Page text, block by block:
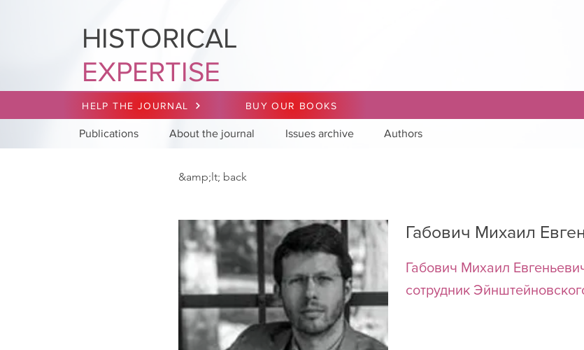
HISTORICAL
EXPERTISE
HELP THE JOURNAL BUY OUR BOOKS
Publications About the journal Issues archive Authors
&amp;lt; back
Габович Михаил
Габович Михаил
сотрудник